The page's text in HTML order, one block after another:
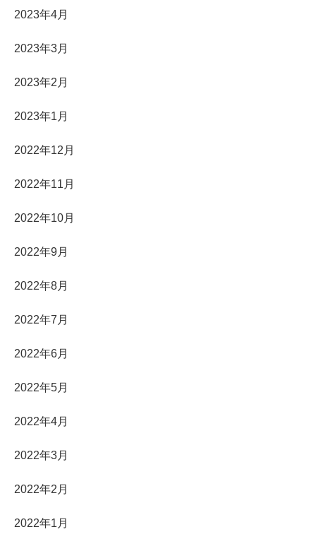
2023年4月
2023年3月
2023年2月
2023年1月
2022年12月
2022年11月
2022年10月
2022年9月
2022年8月
2022年7月
2022年6月
2022年5月
2022年4月
2022年3月
2022年2月
2022年1月